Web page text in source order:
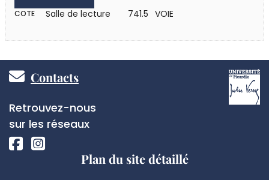
COTE Salle de lecture 741.5 VOIE
Pied
de
page
Contacts
Réseaux
sociaux
Retrouvez-nous
sur les réseaux
Plan du site détaillé